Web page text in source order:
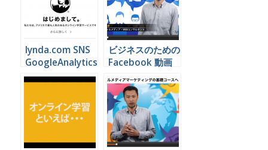
lynda.com SNS
GoogleAnalytics
動画セミナー一覧
ビジネスのための
Facebook 動画
（企業向け）